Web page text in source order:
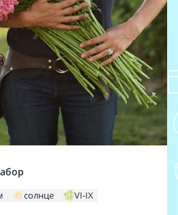
солнце VI-IX